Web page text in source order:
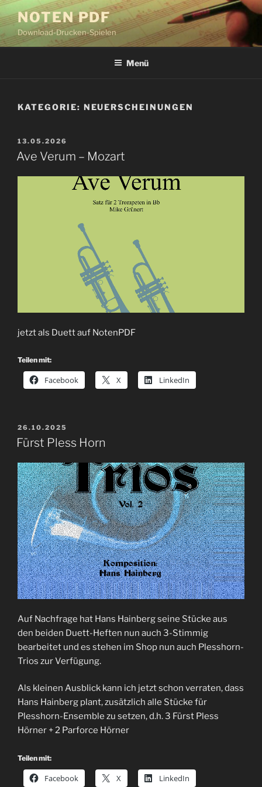
Zum
Inhalt
springen
NOTEN PDF
Download-Drucken-Spielen
Menü
KATEGORIE: NEUERSCHEINUNGEN
VERÖFFENTLICHT
AM
13.05.2026
Ave Verum – Mozart
jetzt als Duett auf NotenPDF
Teilen mit:
Facebook X LinkedIn
VERÖFFENTLICHT
AM
26.10.2025
Fürst Pless Horn
Auf Nachfrage hat Hans Hainberg seine Stücke aus
den beiden Duett-Heften nun auch 3-Stimmig
bearbeitet und es stehen im Shop nun auch Plesshorn-
Trios zur Verfügung.
Als kleinen Ausblick kann ich jetzt schon verraten, dass
Hans Hainberg plant, zusätzlich alle Stücke für
Plesshorn-Ensemble zu setzen, d.h. 3 Fürst Pless
Hörner + 2 Parforce Hörner
Teilen mit:
Facebook X LinkedIn